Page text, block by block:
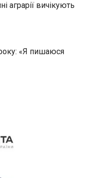
аграрії вичікують
«Я пишаюся